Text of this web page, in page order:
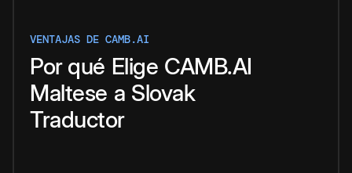
VENTAJAS DE CAMB.AI
Por qué Elige CAMB.AI
Maltese a Slovak
Traductor